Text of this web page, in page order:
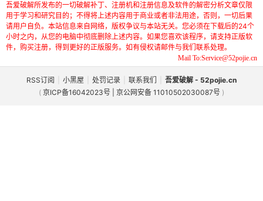
吾爱破解所发布的一切破解补丁、注册机和注册信息及软件的解密分析文章仅限
用于学习和研究目的；不得将上述内容用于商业或者非法用途，否则，一切后果
请用户自负。本站信息来自网络，版权争议与本站无关。您必须在下载后的24个
小时之内，从您的电脑中彻底删除上述内容。如果您喜欢该程序，请支持正版软
件，购买注册，得到更好的正版服务。如有侵权请邮件与我们联系处理。
Mail To:Service@52pojie.cn
RSS订阅 小黑屋 处罚记录 联系我们
吾爱破解 - 52pojie.cn
( 京ICP备16042023号 | 京公网安备 11010502030087号 )